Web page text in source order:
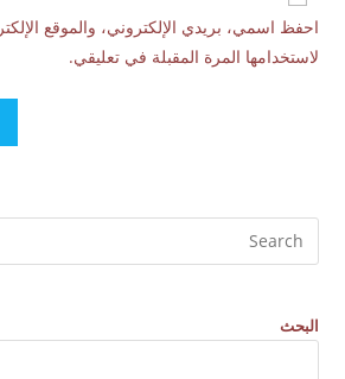
احفظ اسمي، بريدي الإلكتروني، والموقع
لاستخدامها المرة المقبلة في تعليقي.
البحث